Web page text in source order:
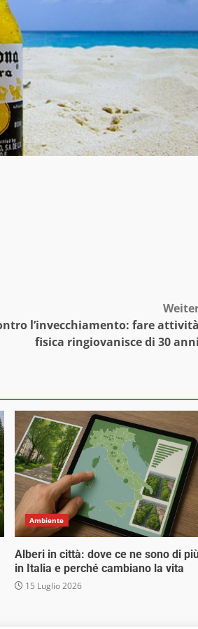
l’invecchiamento: fare
fisica ringiovanisce di 30
Ambiente
Alberi in città: dove ce ne sono di
in Italia e perché cambiano la vita
15 Luglio 2026